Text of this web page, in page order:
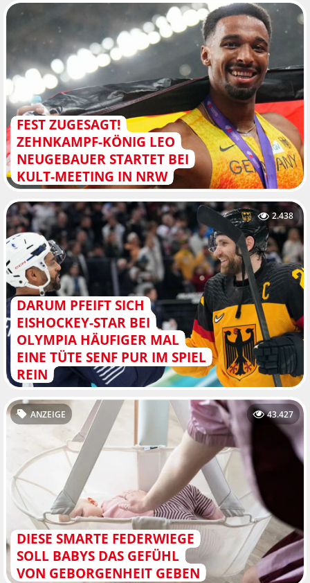
FEST ZUGESAGT!
ZEHNKAMPF-KÖNIG LEO
NEUGEBAUER STARTET BEI
KULT-MEETING IN NRW
DARUM PFEIFT SICH
EISHOCKEY-STAR BEI
OLYMPIA HÄUFIGER MAL
EINE TÜTE SENF PUR IM SPIEL
REIN
2.438
DIESE SMARTE FEDERWIEGE
SOLL BABYS DAS GEFÜHL
VON GEBORGENHEIT GEBEN
ANZEIGE 43.427